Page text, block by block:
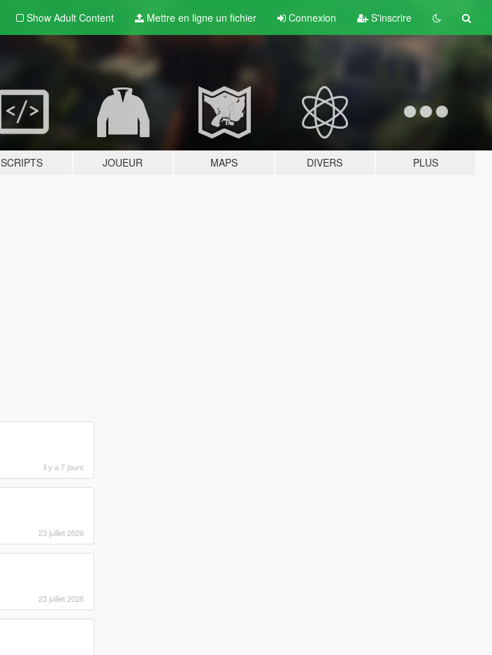
Show Adult Content Mettre en ligne un fichier Connexion S'inscrire
SCRIPTS JOUEUR MAPS DIVERS PLUS
il y a 7 jours
23 juillet 2026
23 juillet 2026